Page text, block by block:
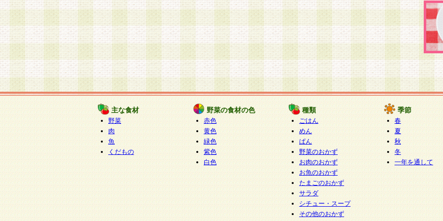
主な食材
野菜
肉
魚
くだもの
野菜の食材の色
赤色
黄色
緑色
紫色
白色
種類
ごはん
めん
ぱん
野菜のおかず
お肉のおかず
お魚のおかず
たまごのおかず
サラダ
シチュー・スープ
その他のおかず
季節
春
夏
秋
冬
一年を通して